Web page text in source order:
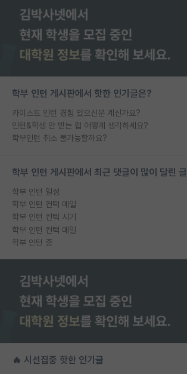
학부 인턴 게시판에서 핫한 인기글은?
카이스트 인턴 경험 있으신분 계신가요?
인턴&학생 안 받는 랩 어떻게 생각하세요?
학부인턴 취소 불가능할까요?
학부 인턴 게시판에서 최근 댓글이 많이 달린 글
학부 인턴 일정
학부 인턴 컨택 메일
학부 인턴 컨텍 시기
학부 인턴 컨택 메일
학부 인턴 중
🔥 시선집중 핫한 인기글